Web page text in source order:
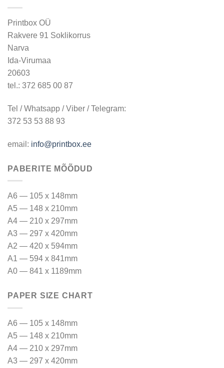
Printbox OÜ
Rakvere 91 Soklikorrus
Narva
Ida-Virumaa
20603
tel.: 372 685 00 87
Tel / Whatsapp / Viber / Telegram:
372 53 53 88 93
email: info@printbox.ee
PABERITE MÕÕDUD
A6 — 105 x 148mm
A5 — 148 x 210mm
A4 — 210 x 297mm
A3 — 297 x 420mm
A2 — 420 x 594mm
A1 — 594 x 841mm
A0 — 841 x 1189mm
PAPER SIZE CHART
A6 — 105 x 148mm
A5 — 148 x 210mm
A4 — 210 x 297mm
A3 — 297 x 420mm